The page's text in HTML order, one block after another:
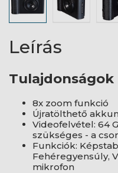
Leírás
Tulajdonságok
8x zoom funkció
Újratölthető
Videofelvétel: 64
szükséges - a
Funkciók:
Fehéregyensúly,
mikrofon